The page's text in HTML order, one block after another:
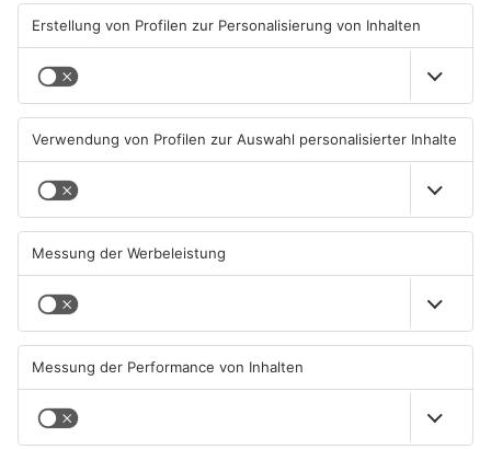
Wächtersbacher
Schwimmbad bleibt heute
geschlossen
KINZIG-KREIS
Biebergemünd
TOPNEWS